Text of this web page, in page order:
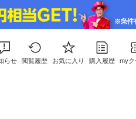
らせ 閲覧履歴 お気に入り 購入履歴 myク